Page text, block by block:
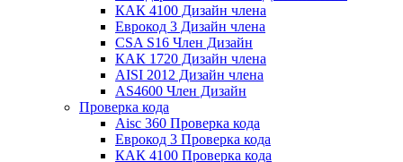
КАК 4100 Дизайн члена
Еврокод 3 Дизайн члена
CSA S16 Член Дизайн
КАК 1720 Дизайн члена
AISI 2012 Дизайн члена
AS4600 Член Дизайн
Проверка кода
Aisc 360 Проверка кода
Еврокод 3 Проверка кода
КАК 4100 Проверка кода